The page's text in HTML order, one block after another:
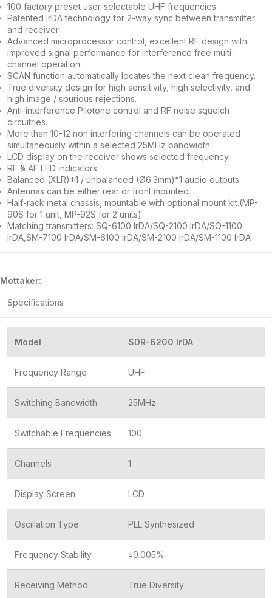
100 factory preset user-selectable UHF frequencies.
Patented IrDA technology for 2-way sync between transmitter
and receiver.
Advanced microprocessor control, excellent RF design with
improved signal performance for interference free multi-
channel operation.
SCAN function automatically locates the next clean frequency.
True diversity design for high sensitivity, high selectivity, and
high image / spurious rejections.
Anti-interference Pilotone control and RF noise squelch
circuitries.
More than 10-12 non interfering channels can be operated
simultaneously within a selected 25MHz bandwidth.
LCD display on the receiver shows selected frequency.
RF & AF LED indicators.
Balanced (XLR)*1 / unbalanced (Ø6.3mm)*1 audio outputs.
Antennas can be either rear or front mounted.
Half-rack metal chassis, mountable with optional mount kit.(MP-
90S for 1 unit, MP-92S for 2 units)
Matching transmitters: SQ-6100 IrDA/SQ-2100 IrDA/SQ-1100
IrDA,SM-7100 IrDA/SM-6100 IrDA/SM-2100 IrDA/SM-1100 IrDA
Mottaker:
Specifications
Model SDR-6200 IrDA
Frequency Range UHF
Switching Bandwidth 25MHz
Switchable Frequencies 100
Channels 1
Display Screen LCD
Oscillation Type PLL Synthesized
Frequency Stability ±0.005%
Receiving Method True Diversity